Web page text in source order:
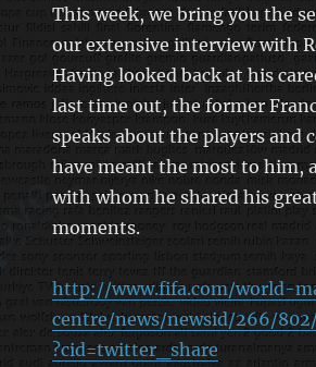
This week, we bring you the
our extensive interview with
Having looked back at his
last time out, the former
speaks about the players and
have meant the most to him,
with whom he shared his
moments.
http://www.fifa.com/world-
centre/news/newsid/266/
?cid=twitter_share